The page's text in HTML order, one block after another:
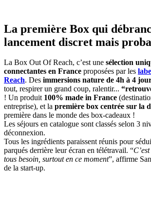
La première Box qui
lancement discret mais
La Box Out Of Reach, c’est une sélection
connectantes en France proposées par les
Reach. Des immersions nature de 4h à 4
tout, respirer un grand coup, ralentir...
! Un produit 100% made in France
entreprise), et la première box centrée sur la
première dans le monde des box-cadeaux !
Les séjours en catalogue sont classés selon 3
déconnexion.
Tous les ingrédients paraissent réunis pour
parqués derrière leur écran en télétravail. “
tous besoin, surtout en ce moment”, affirme
de la start-up.